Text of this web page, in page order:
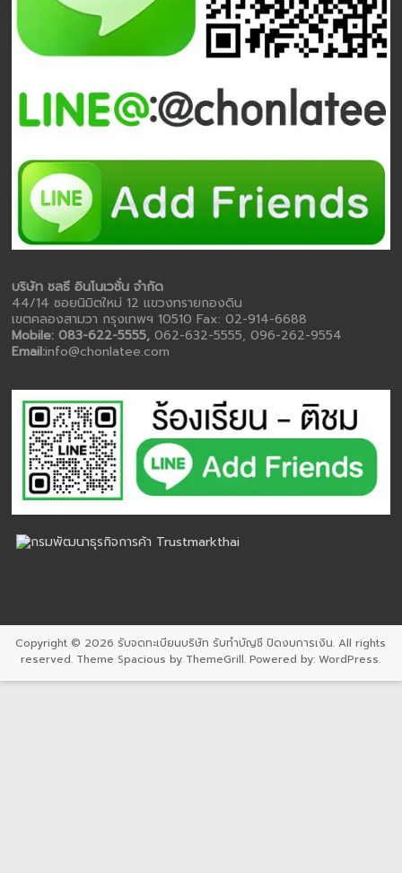
บริษัท ชลธี อินโนเวชั่น จำกัด
44/14 ซอยนิมิตใหม่ 12 แขวงทรายกองดิน
เขตคลองสามวา กรุงเทพฯ 10510 Fax: 02-914-6688
Mobile: 083-622-5555,062-632-5555, 096-262-9554
Email:info@chonlatee.com
Copyright © 2026 รับจดทะเบียนบริษัท รับทำบัญชี ปิดงบการเงิน. All rights
reserved. ThemeSpacious by ThemeGrill. Powered by:WordPress.